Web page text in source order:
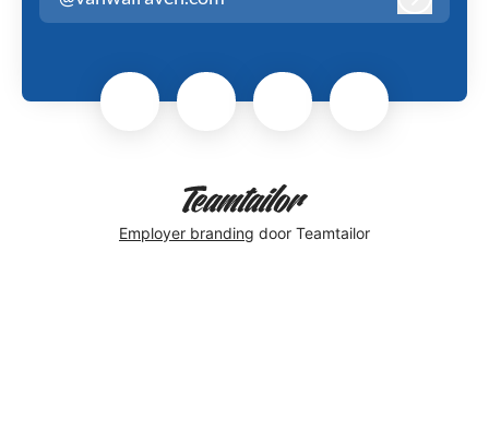
Employer branding door Teamtailor